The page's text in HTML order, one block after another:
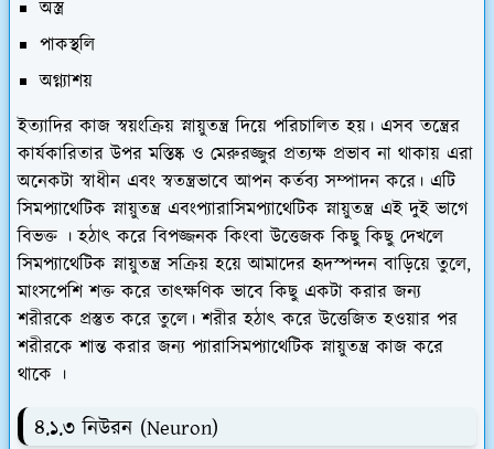
অস্ত্র
পাকস্থলি
অগ্ন্যাশয়
ইত্যাদির কাজ স্বয়ংক্রিয় স্নায়ুতন্ত্র দিয়ে পরিচালিত হয়। এসব তন্ত্রের
কার্যকারিতার উপর মস্তিষ্ক ও মেরুরজ্জুর প্রত্যক্ষ প্রভাব না থাকায় এরা
অনেকটা স্বাধীন এবং স্বতন্ত্রভাবে আপন কর্তব্য সম্পাদন করে। এটি
সিমপ্যাথেটিক স্নায়ুতন্ত্র এবংপ্যারাসিমপ্যাথেটিক স্নায়ুতন্ত্র এই দুই ভাগে
বিভক্ত । হঠাৎ করে বিপজ্জনক কিংবা উত্তেজক কিছু কিছু দেখলে
সিমপ্যাথেটিক স্নায়ুতন্ত্র সক্রিয় হয়ে আমাদের হৃদস্পন্দন বাড়িয়ে তুলে,
মাংসপেশি শক্ত করে তাৎক্ষণিক ভাবে কিছু একটা করার জন্য
শরীরকে প্রস্তুত করে তুলে। শরীর হঠাৎ করে উত্তেজিত হওয়ার পর
শরীরকে শান্ত করার জন্য প্যারাসিমপ্যাথেটিক স্নায়ুতন্ত্র কাজ করে
থাকে ।
৪.১.৩ নিউরন (Neuron)